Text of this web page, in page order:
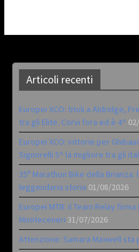
Articoli recenti
Europei XCO: titoli a Aldridge,
tra gli Elite. Corvi fora ed è 4^
Europei XCO: vittorie per
Signorelli 5^ la migliore tra gli
35ª Marathon Bike della
leggendaria storia 01/08/2026
Europei MTB: il Team Relay
Monteceneri 31/07/2026
Attenzione: Samara Maxwell sta